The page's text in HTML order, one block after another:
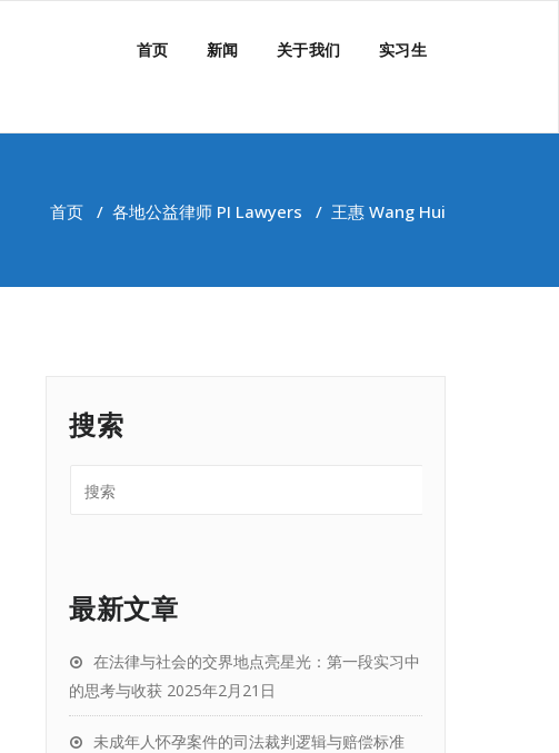
首页 新闻 关于我们 实习生
首页 / 各地公益律师 PI Lawyers / 王惠 Wang Hui
搜索
最新文章
在法律与社会的交界地点亮星光：第一段实习中
的思考与收获 2025年2月21日
未成年人怀孕案件的司法裁判逻辑与赔偿标准